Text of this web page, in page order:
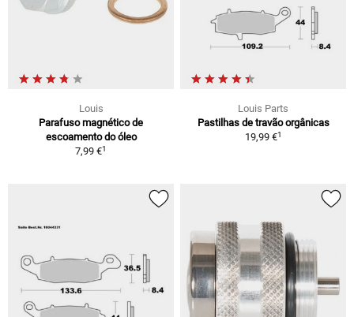
Louis
Parafuso magnético de
escoamento do óleo
7,99 €1
Louis Parts
Pastilhas de travão orgânicas
19,99 €1